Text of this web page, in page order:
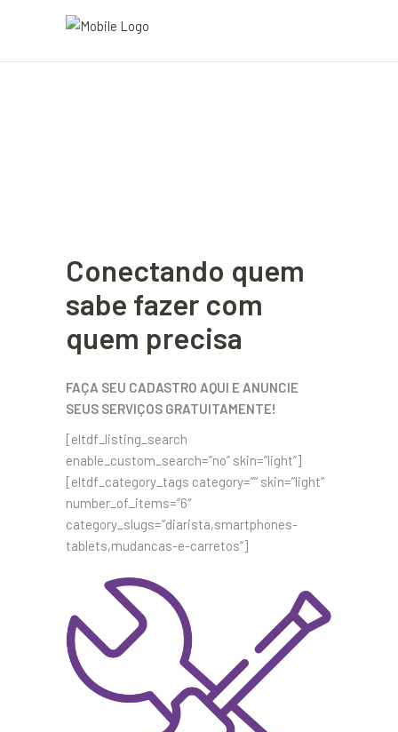
Conectando quem
sabe fazer com
quem precisa
FAÇA SEU CADASTRO AQUI E ANUNCIE
SEUS SERVIÇOS GRATUITAMENTE!
[eltdf_listing_search
enable_custom_search=”no” skin=”light”]
[eltdf_category_tags category=”” skin=”light”
number_of_items=”6″
category_slugs=”diarista,smartphones-
tablets,mudancas-e-carretos”]